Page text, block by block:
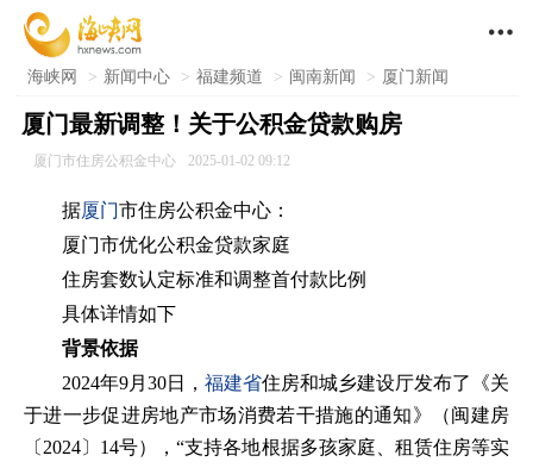

海峡网 > 新闻中心 > 福建频道 > 闽南新闻 > 厦门新闻
厦门最新调整！关于公积金贷款购房
厦门市住房公积金中心 2025-01-02 09:12
据厦门市住房公积金中心：
厦门市优化公积金贷款家庭
住房套数认定标准和调整首付款比例
具体详情如下
背景依据
2024年9月30日， 福建省住房和城乡建设厅发布了《关
于进一步促进房地产市场消费若干措施的通知》（闽建房
〔2024〕14号），“支持各地根据多孩家庭、租赁住房等实